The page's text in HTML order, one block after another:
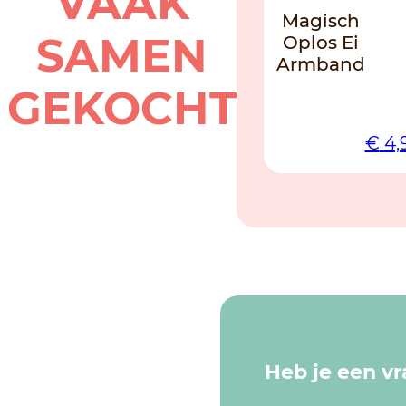
SAMEN
GEKOCHT
Magisch
Oplos Ei
Armband
€
Heb je een